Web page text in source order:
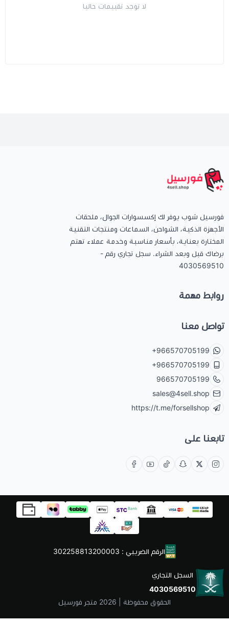
لا توجد تقييمات حاليا
فورسيل شوب يوفر لك إكسسوارات الجوال، ملحقات
الأجهزة الذكية، الشواحن، السماعات ومنتجات التقنية
المختارة بعناية، بأسعار مناسبة وخدمة عملاء تهتم
برضاك قبل وبعد الشراء. سجل تجاري رقم -
4030569510
روابط مهمة
تواصل معنا
+966570705199
+966570705199
966570705199
sales@4sell.shop
https://t.me/forsellshop
تابعنا على
الحقوق محفوظة | 2026 متجر فورسيل
السجل التجاري
4030569510
الرقم الضريبي : 302258813200003